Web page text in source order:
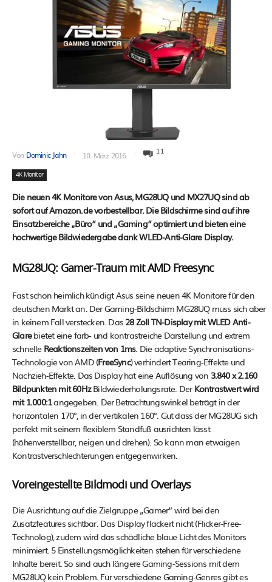
Von Dominic Jahn 10. März 2016 11
4K Monitor
Die neuen 4K Monitore von Asus, MG28UQ und MX27UQ sind ab
sofort auf Amazon.de vorbestellbar. Die Bildschirme sind auf ihre
Einsatzbereiche „Büro“ und „Gaming“ optimiert und bieten eine
hochwertige Bildwiedergabe dank WLED-Anti-Glare Display.
MG28UQ: Gamer-Traum mit AMD Freesync
Fast schon heimlich kündigt Asus seine neuen 4K Monitore für den
deutschen Markt an. Der Gaming-Bildschirm MG28UQ muss sich aber
in keinem Fall verstecken. Das 28 Zoll TN-Display mit WLED Anti-
Glarebietet eine farb- und kontrastreiche Darstellung und extrem
schnelle Reaktionszeiten von 1ms. Die adaptive Synchronisations-
Technologie von AMD (FreeSync) verhindert Tearing-Effekte und
Nachzieh-Effekte. Das Display hat eine Auflösung von 3.840 x 2.160
Bildpunkten mit 60HzBildwiederholungsrate. Der Kontrastwert wird
mit 1.000:1angegeben. Der Betrachtungswinkel beträgt in der
horizontalen 170°, in der vertikalen 160°. Gut dass der MG28UG sich
perfekt mit seinem flexiblem Standfuß ausrichten lässt
(höhenverstellbar, neigen und drehen). So kann man etwaigen
Kontrastverschlechterungen entgegenwirken.
Voreingestellte Bildmodi und Overlays
Die Ausrichtung auf die Zielgruppe „Gamer“ wird bei den
Zusatzfeatures sichtbar. Das Display flackert nicht (Flicker-Free-
Technolog), zudem wird das schädliche blaue Licht des Monitors
minimiert. 5 Einstellungsmöglichkeiten stehen für verschiedene
Inhalte bereit. So sind auch längere Gaming-Sessions mit dem
MG28UQ kein Problem. Für verschiedene Gaming-Genres gibt es